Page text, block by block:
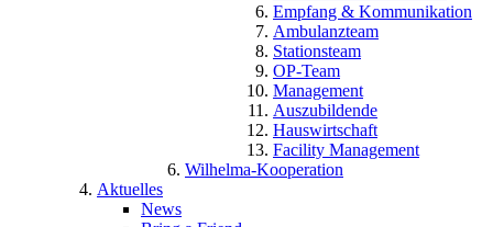
Empfang & Kommunikation
Ambulanzteam
Stationsteam
OP-Team
Management
Auszubildende
Hauswirtschaft
Facility Management
Wilhelma-Kooperation
Aktuelles
News